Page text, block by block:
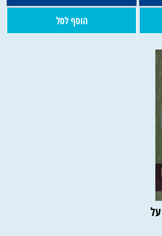
הוסף לסל